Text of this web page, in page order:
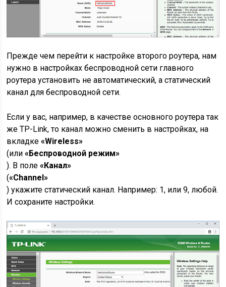
Прежде чем перейти к настройке второго роутера, нам
нужно в настройках беспроводной сети главного
роутера установить не автоматический, а статический
канал для беспроводной сети.
Если у вас, например, в качестве основного роутера так
же TР-Link, то канал можно сменить в настройках, на
вкладке«Wireless»
(или«Беспроводной режим»
). В поле«Канал»
(«Channel»
) укажите статический канал. Например: 1, или 9, любой.
И сохраните настройки.